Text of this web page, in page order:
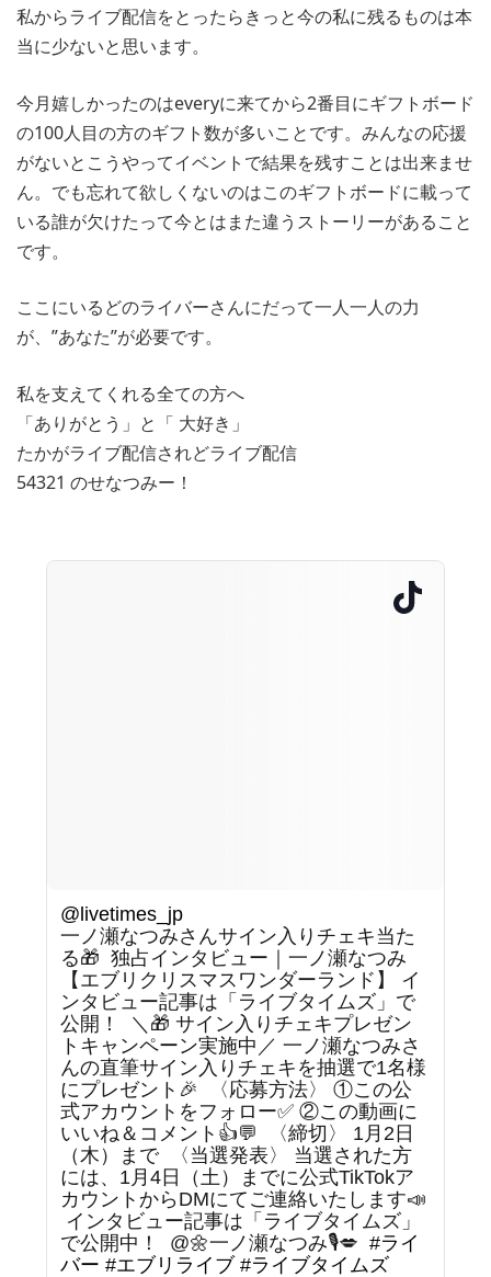
私からライブ配信をとったらきっと今の私に残るものは本
当に少ないと思います。
今月嬉しかったのはeveryに来てから2番目にギフトボード
の100人目の方のギフト数が多いことです。みんなの応援
がないとこうやってイベントで結果を残すことは出来ませ
ん。でも忘れて欲しくないのはこのギフトボードに載って
いる誰が欠けたって今とはまた違うストーリーがあること
です。
ここにいるどのライバーさんにだって一人一人の力
が、”あなた”が必要です。
私を支えてくれる全ての方へ
「ありがとう」と「 大好き」
たかがライブ配信されどライブ配信
54321 のせなつみー！
@livetimes_jp
一ノ瀬なつみさんサイン入りチェキ当た
る🎁 ⁡ 独占インタビュー｜一ノ瀬なつみ
【エブリクリスマスワンダーランド】 イ
ンタビュー記事は「ライブタイムズ」で
公開！ ⁡ ＼🎁 サイン入りチェキプレゼン
トキャンペーン実施中／ 一ノ瀬なつみさ
んの直筆サイン入りチェキを抽選で1名様
にプレゼント🎉 ⁡ 〈応募方法〉 ①この公
式アカウントをフォロー✅ ②この動画に
いいね＆コメント👍💬 ⁡ 〈締切〉 1月2日
（木）まで ⁡ 〈当選発表〉 当選された方
には、1月4日（土）までに公式TikTokア
カウントからDMにてご連絡いたします📣
⁡ インタビュー記事は「ライブタイムズ」
で公開中！ ⁡ @🌼一ノ瀬なつみ🎙💋 ⁡ #ライ
バー #エブリライブ #ライブタイムズ